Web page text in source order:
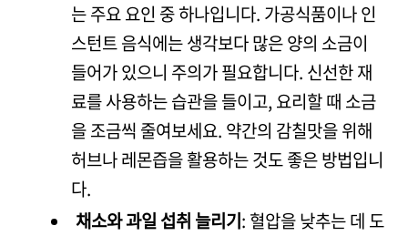
는 주요 요인 중 하나입니다. 가공식품이나 인
스턴트 음식에는 생각보다 많은 양의 소금이
들어가 있으니 주의가 필요합니다. 신선한 재
료를 사용하는 습관을 들이고, 요리할 때 소금
을 조금씩 줄여보세요. 약간의 감칠맛을 위해
허브나 레몬즙을 활용하는 것도 좋은 방법입니
다.
채소와 과일 섭취 늘리기: 혈압을 낮추는 데 도